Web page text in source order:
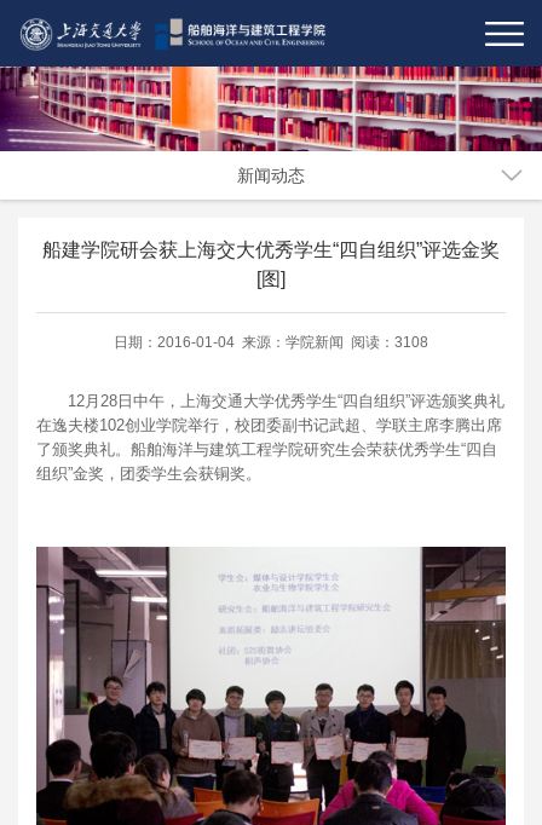
新闻动态
船建学院研会获上海交大优秀学生“四自组织”评选金奖
[图]
日期：2016-01-04 来源：学院新闻 阅读：3108
12月28日中午，上海交通大学优秀学生“四自组织”评选颁奖典礼
在逸夫楼102创业学院举行，校团委副书记武超、学联主席李腾出席
了颁奖典礼。船舶海洋与建筑工程学院研究生会荣获优秀学生“四自
组织”金奖，团委学生会获铜奖。